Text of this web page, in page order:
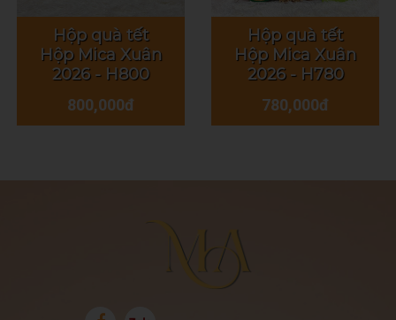
Hộp quà tết
Hộp Mica Xuân
2026 - H800
800,000đ
Hộp quà tết
Hộp Mica Xuân
2026 - H780
780,000đ